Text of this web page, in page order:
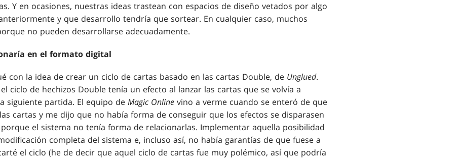
Y en ocasiones, nuestras ideas trastean con espacios de diseño vetados por algo
y que desarrollo tendría que sortear. En cualquier caso, muchos
no pueden desarrollarse adecuadamente.
en el formato digital
con la idea de crear un ciclo de cartas basado en las cartas Double, de Unglued.
ciclo de hechizos Double tenía un efecto al lanzar las cartas que se volvía a
siguiente partida. El equipo de Magic Online vino a verme cuando se enteró de que
cartas y me dijo que no había forma de conseguir que los efectos se disparasen
el sistema no tenía forma de relacionarlas. Implementar aquella posibilidad
completa del sistema e, incluso así, no había garantías de que fuese a
el ciclo (he de decir que aquel ciclo de cartas fue muy polémico, así que podría